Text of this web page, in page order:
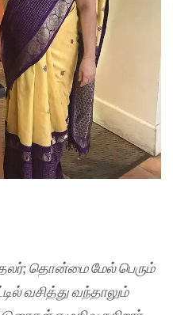
தொன்மை மேல் பெரும்
வசித்து வந்தாலும்